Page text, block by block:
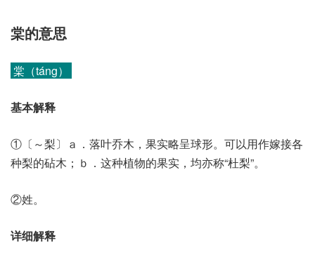
棠的意思
棠（táng）
基本解释
①〔～梨〕ａ．落叶乔木，果实略呈球形。可以用作嫁接各
种梨的砧木；ｂ．这种植物的果实，均亦称“杜梨”。
②姓。
详细解释